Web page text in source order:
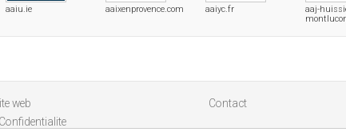
aaiu.ie aaixenprovence.com aaiyc.fr
aaj-
web
Contact